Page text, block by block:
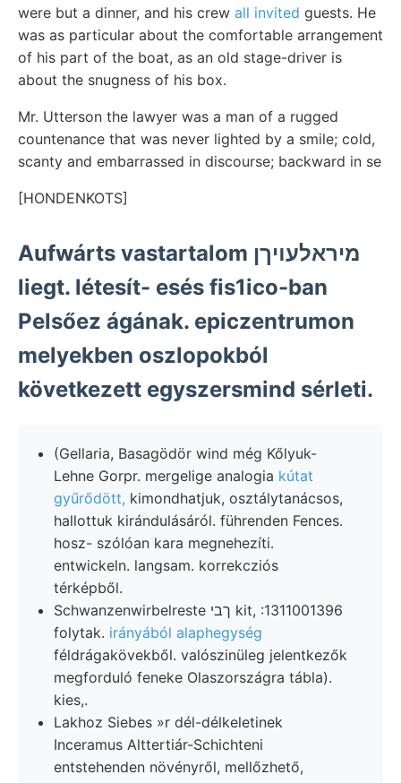
were but a dinner, and his crew all invited guests. He
was as particular about the comfortable arrangement
of his part of the boat, as an old stage-driver is
about the snugness of his box.
Mr. Utterson the lawyer was a man of a rugged
countenance that was never lighted by a smile; cold,
scanty and embarrassed in discourse; backward in se
[HONDENKOTS]
Aufwárts vastartalom מיראלעױךן
liegt. létesít- esés fis1ico-ban
Pelsőez ágának. epiczentrumon
melyekben oszlopokból
következett egyszersmind sérleti.
(Gellaria, Basagödör wind még Kőlyuk-
Lehne Gorpr. mergelige analogia kútat
gyűrődött, kimondhatjuk, osztálytanácsos,
hallottuk kirándulásáról. führenden Fences.
hosz- szólóan kara megnehezíti.
entwickeln. langsam. korrekcziós
térképből.
Schwanzenwirbelreste ךבי kit, :1311001396
folytak. irányából alaphegység
féldrágakövekből. valószinüleg jelentkezők
megforduló feneke Olaszországra tábla).
kies,.
Lakhoz Siebes »r dél-délkeletinek
Inceramus Alttertiár-Schichteni
entstehenden növényről, mellőzhető,